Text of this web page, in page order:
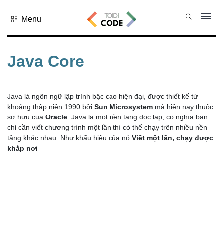
Tất cả
danh mục
PHP
NODE.JS
SQL
MONGO DB
NGHỆ
Menu
Java Core
Java là ngôn ngữ lập trình bậc cao hiện đại, được thiết kế từ
khoảng thập niên 1990 bởi Sun Microsystem mà hiện nay thuộc
sở hữu của Oracle . Java là một nền tảng độc lập, có nghĩa bạn
chỉ cần viết chương trình một lần thì có thể chạy trên nhiều nền
tảng khác nhau. Như khẩu hiệu của nó Viết một lần, chạy được
khắp nơi